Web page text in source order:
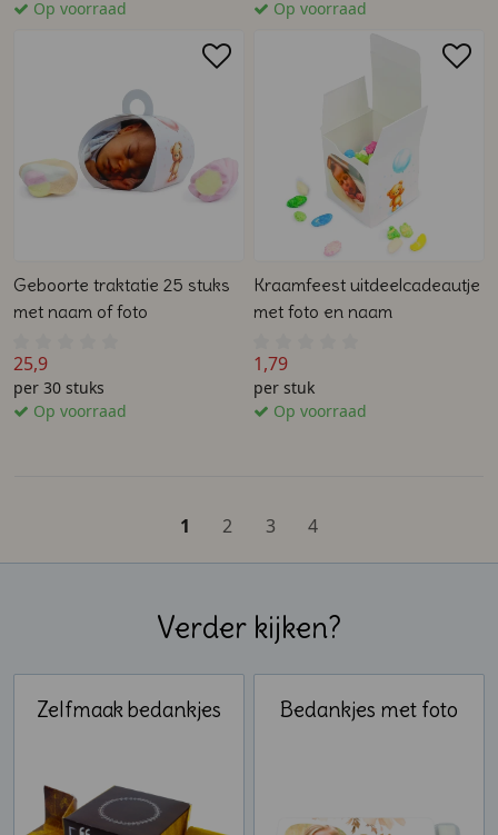
Op voorraad
Op voorraad
Geboorte traktatie 25 stuks
met naam of foto
25,9
per 30 stuks
Op voorraad
Kraamfeest uitdeelcadeautje
met foto en naam
1,79
per stuk
Op voorraad
1 2 3 4
Verder kijken?
Zelfmaak bedankjes Bedankjes met foto